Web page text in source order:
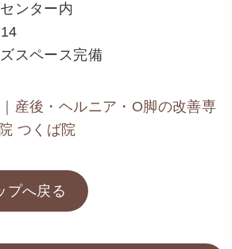
ンター内
スペース完備
産後・ヘルニア・O脚の改善専
つくば院
プへ戻る